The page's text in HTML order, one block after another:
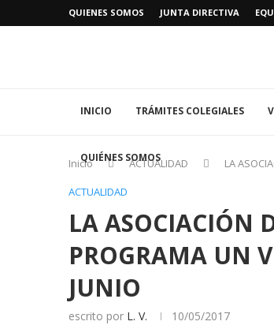
QUIENES SOMOS JUNTA DIRECTIVA
INICIO TRÁMITES COLEGIALES
QUIÉNES SOMOS
Inicio ACTUALIDAD
LA
ACTUALIDAD
LA ASOCIACIÓN
PROGRAMA UN
JUNIO
escrito por L. V. 10/05/2017